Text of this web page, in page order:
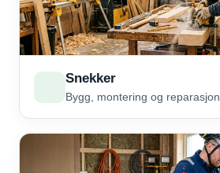
Snekker
Bygg, montering og reparasjon